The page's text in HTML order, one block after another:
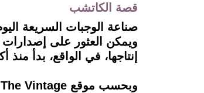
قصة الكاتشب
صناعة الوجبات السريعة
ويمكن العثور على
إنتاجها، في الواقع، بدأ منذ أكثر من 500 عام في الصين عكس القصة الشائعة التي يروج